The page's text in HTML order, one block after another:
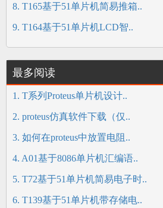
8. T165基于51单片机简易推箱..
9. T164基于51单片机LCD智..
最多阅读
1. T系列Proteus单片机设计..
2. proteus仿真软件下载（仅..
3. 如何在proteus中放置电阻..
4. A01基于8086单片机汇编语..
5. T72基于51单片机简易电子时..
6. T139基于51单片机带存储电..